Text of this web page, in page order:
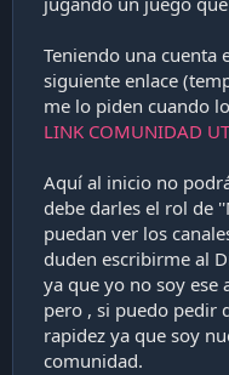
Teniendo una cuenta
siguiente enlace
me lo piden cuando
LINK COMUNIDAD
Aquí al inicio no
debe darles el rol de
puedan ver los
duden escribirme al
ya que yo no soy ese
pero , si puedo pedir
rapidez ya que soy
comunidad.